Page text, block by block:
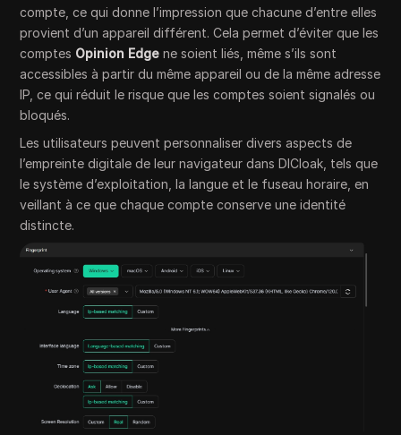
compte, ce qui donne l’impression que chacune d’entre elles
provient d’un appareil différent. Cela permet d’éviter que les
comptes Opinion Edge ne soient liés, même s’ils sont
accessibles à partir du même appareil ou de la même adresse
IP, ce qui réduit le risque que les comptes soient signalés ou
bloqués.
Les utilisateurs peuvent personnaliser divers aspects de
l’empreinte digitale de leur navigateur dans DICloak, tels que
le système d’exploitation, la langue et le fuseau horaire, en
veillant à ce que chaque compte conserve une identité
distincte.